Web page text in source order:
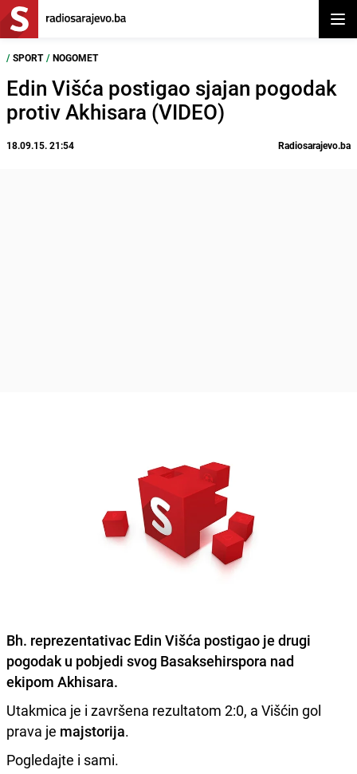
/ SPORT / NOGOMET
Edin Višća postigao sjajan pogodak
protiv Akhisara (VIDEO)
18.09.15. 21:54 Radiosarajevo.ba
Bh. reprezentativac Edin Višća postigao je drugi
pogodak u pobjedi svog Basaksehirspora nad
ekipom Akhisara.
Utakmica je i završena rezultatom 2:0, a Višćin gol
prava je majstorija.
Pogledajte i sami.